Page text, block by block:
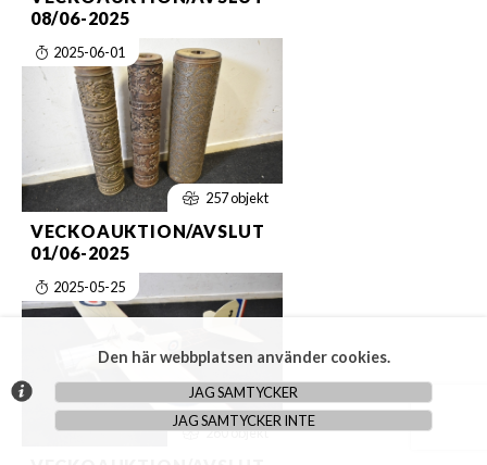
08/06-2025
2025-06-01
257 objekt
VECKOAUKTION/AVSLUT
01/06-2025
2025-05-25
260 objekt
Den här webbplatsen använder cookies.
JAG SAMTYCKER
JAG SAMTYCKER INTE